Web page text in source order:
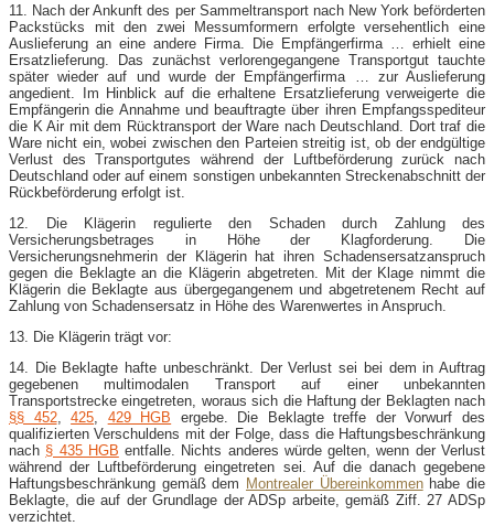
11. Nach der Ankunft des per Sammeltransport nach New York beförderten
Packstücks mit den zwei Messumformern erfolgte versehentlich eine
Auslieferung an eine andere Firma. Die Empfängerfirma … erhielt eine
Ersatzlieferung. Das zunächst verlorengegangene Transportgut tauchte
später wieder auf und wurde der Empfängerfirma … zur Auslieferung
angedient. Im Hinblick auf die erhaltene Ersatzlieferung verweigerte die
Empfängerin die Annahme und beauftragte über ihren Empfangsspediteur
die K Air mit dem Rücktransport der Ware nach Deutschland. Dort traf die
Ware nicht ein, wobei zwischen den Parteien streitig ist, ob der endgültige
Verlust des Transportgutes während der Luftbeförderung zurück nach
Deutschland oder auf einem sonstigen unbekannten Streckenabschnitt der
Rückbeförderung erfolgt ist.
12. Die Klägerin regulierte den Schaden durch Zahlung des
Versicherungsbetrages in Höhe der Klagforderung. Die
Versicherungsnehmerin der Klägerin hat ihren Schadensersatzanspruch
gegen die Beklagte an die Klägerin abgetreten. Mit der Klage nimmt die
Klägerin die Beklagte aus übergegangenem und abgetretenem Recht auf
Zahlung von Schadensersatz in Höhe des Warenwertes in Anspruch.
13. Die Klägerin trägt vor:
14. Die Beklagte hafte unbeschränkt. Der Verlust sei bei dem in Auftrag
gegebenen multimodalen Transport auf einer unbekannten
Transportstrecke eingetreten, woraus sich die Haftung der Beklagten nach
§§ 452,425 429 HGB ergebe. Die Beklagte treffe der Vorwurf des
qualifizierten Verschuldens mit der Folge, dass die Haftungsbeschränkung
nach § 435 HGB entfalle. Nichts anderes würde gelten, wenn der Verlust
während der Luftbeförderung eingetreten sei. Auf die danach gegebene
Haftungsbeschränkung gemäß dem Montrealer Übereinkommenhabe die
Beklagte, die auf der Grundlage der ADSp arbeite, gemäß Ziff. 27 ADSp
verzichtet.